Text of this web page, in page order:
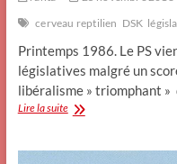
cerveau reptilien DSK
Printemps 1986. Le PS
législatives malgré un
libéralisme » triomphant
Lire la suiteDSK,